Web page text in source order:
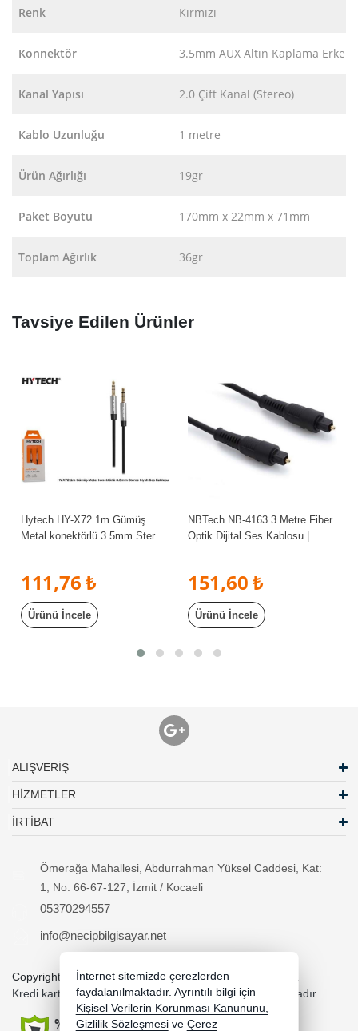
Renk Kırmızı
Konnektör 3.5mm AUX Altın Kaplama Erkek
Kanal Yapısı 2.0 Çift Kanal (Stereo)
Kablo Uzunluğu 1 metre
Ürün Ağırlığı 19gr
Paket Boyutu 170mm x 22mm x 71mm
Toplam Ağırlık 36gr
Tavsiye Edilen Ürünler
Hytech HY-X72 1m Gümüş
Metal konektörlü 3.5mm Stereo
111,76 ₺
Ürünü İncele
NBTech NB-4163 3 Metre Fiber
Optik Dijital Ses Kablosu |
151,60 ₺
Ürünü İncele
ALIŞVERİŞ
HİZMETLER
İRTİBAT
Ömerağa Mahallesi, Abdurrahman Yüksel Caddesi, Kat:
1, No: 66-67-127, İzmit / Kocaeli
05370294557
info@necipbilgisayar.net
Copyright 2026 necipbilgisayar.net - Tüm hakları saklıdır.
Kredi kartı bilgileriniz 256bit SSL sertifikası ile korunmaktadır.
İnternet sitemizde çerezlerden
faydalanılmaktadır. Ayrıntılı bilgi için
Kişisel Verilerin Korunması Kanununu,
Gizlilik Sözleşmesi ve Çerez